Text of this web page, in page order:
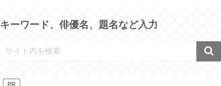
キーワード、俳優名、題名など入力
PR